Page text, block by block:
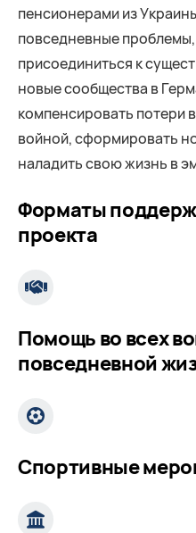
пенсионерами из
повседневные
присоединиться к
новые сообщества в
компенсировать потери
войной, сформировать
наладить свою жизнь в
Форматы
проекта
Помощь во всех
повседневной
Спортивные